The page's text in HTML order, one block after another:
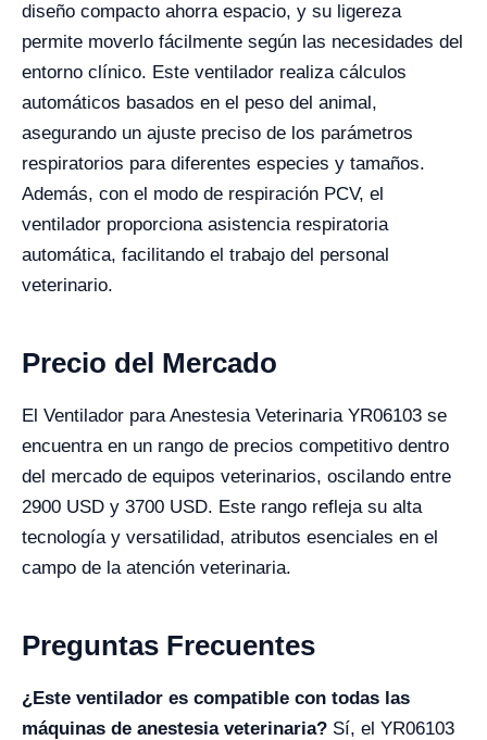
diseño compacto ahorra espacio, y su ligereza
permite moverlo fácilmente según las necesidades del
entorno clínico. Este ventilador realiza cálculos
automáticos basados en el peso del animal,
asegurando un ajuste preciso de los parámetros
respiratorios para diferentes especies y tamaños.
Además, con el modo de respiración PCV, el
ventilador proporciona asistencia respiratoria
automática, facilitando el trabajo del personal
veterinario.
Precio del Mercado
El Ventilador para Anestesia Veterinaria YR06103 se
encuentra en un rango de precios competitivo dentro
del mercado de equipos veterinarios, oscilando entre
2900 USD y 3700 USD. Este rango refleja su alta
tecnología y versatilidad, atributos esenciales en el
campo de la atención veterinaria.
Preguntas Frecuentes
¿Este ventilador es compatible con todas las
máquinas de anestesia veterinaria? Sí, el YR06103